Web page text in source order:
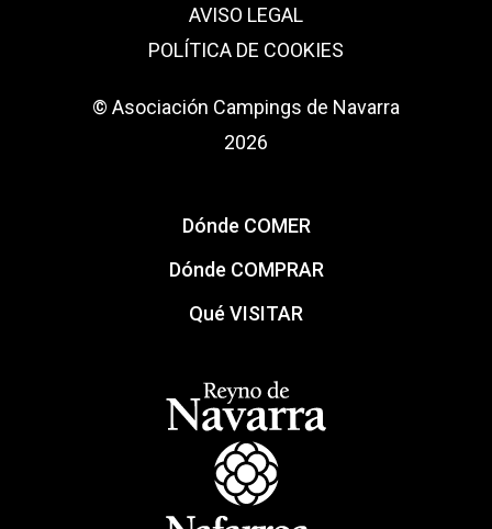
AVISO LEGAL
POLÍTICA DE COOKIES
© Asociación Campings de Navarra
2026
Dónde COMER
Dónde COMPRAR
Qué VISITAR